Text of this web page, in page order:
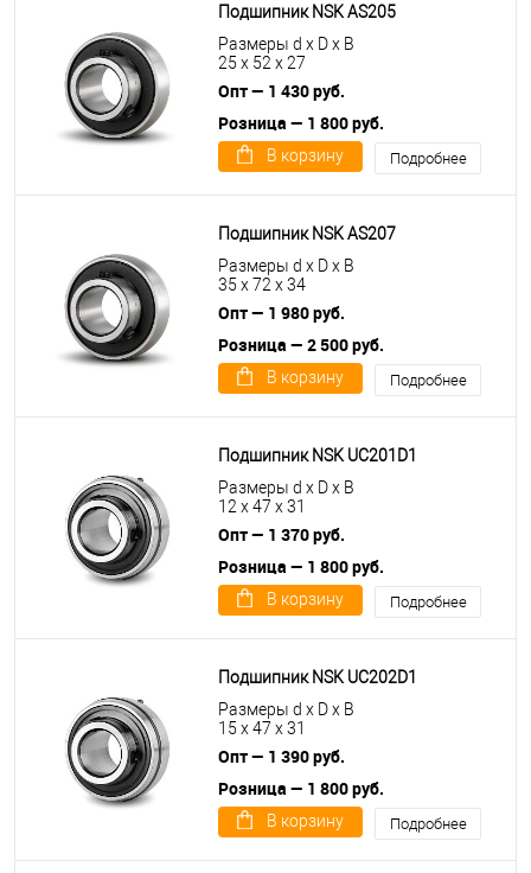
Подшипник NSK AS205
Размеры d x D x B
25 x 52 x 27
Опт — 1 430 руб.
Розница — 1 800 руб.
В корзину Подробнее
Подшипник NSK AS207
Размеры d x D x B
35 x 72 x 34
Опт — 1 980 руб.
Розница — 2 500 руб.
В корзину Подробнее
Подшипник NSK UC201D1
Размеры d x D x B
12 x 47 x 31
Опт — 1 370 руб.
Розница — 1 800 руб.
В корзину Подробнее
Подшипник NSK UC202D1
Размеры d x D x B
15 x 47 x 31
Опт — 1 390 руб.
Розница — 1 800 руб.
В корзину Подробнее